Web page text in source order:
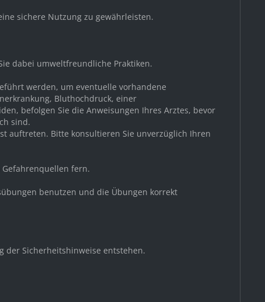
sichere Nutzung zu gewährleisten.
dabei umweltfreundliche Praktiken.
werden, um eventuelle vorhandene
Bluthochdruck, einer
befolgen Sie die Anweisungen Ihres Arztes, bevor
sind.
auftreten. Bitte konsultieren Sie unverzüglich Ihren
fern.
benutzen und die Übungen korrekt
der Sicherheitshinweise entstehen.